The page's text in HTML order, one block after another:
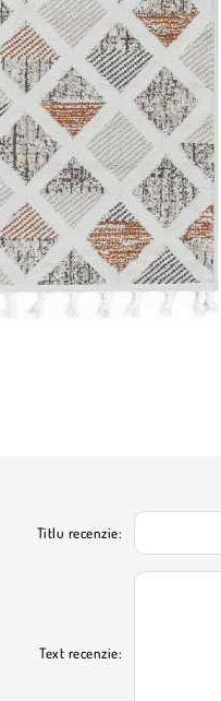
Titlu recenzie:
Text recenzie: